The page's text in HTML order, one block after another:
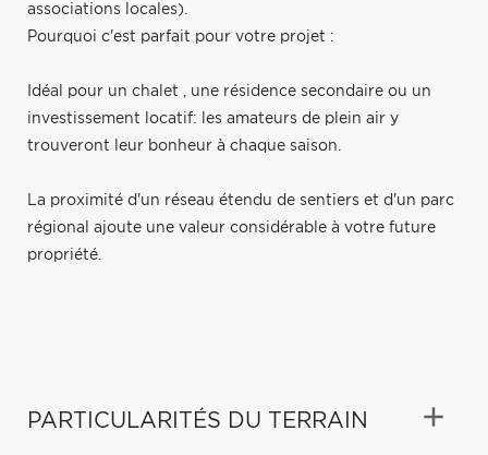
associations locales).
Pourquoi c'est parfait pour votre projet :
Idéal pour un chalet , une résidence secondaire ou un
investissement locatif: les amateurs de plein air y
trouveront leur bonheur à chaque saison.
La proximité d'un réseau étendu de sentiers et d'un parc
régional ajoute une valeur considérable à votre future
propriété.
PARTICULARITÉS DU TERRAIN